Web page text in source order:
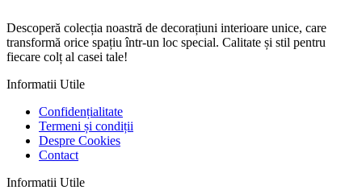
Descoperă colecția noastră de decorațiuni interioare unice, care
transformă orice spațiu într-un loc special. Calitate și stil pentru
fiecare colț al casei tale!
Informatii Utile
Confidențialitate
Termeni și condiții
Despre Cookies
Contact
Informatii Utile